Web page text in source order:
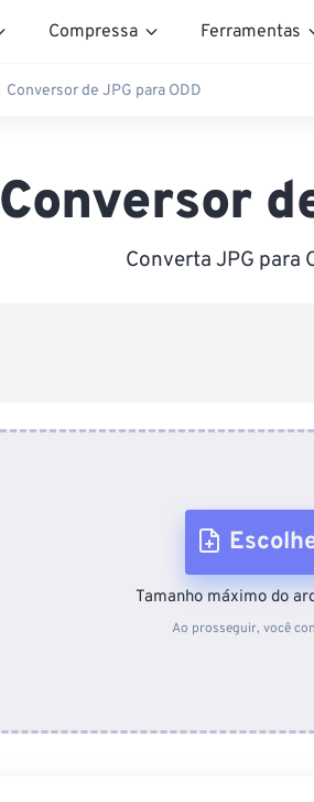
Compressa Ferramentas
Conversor de JPG para ODD
Conversor
Converta JPG para
Do
Tamanho máximo do
Ao prosseguir, você